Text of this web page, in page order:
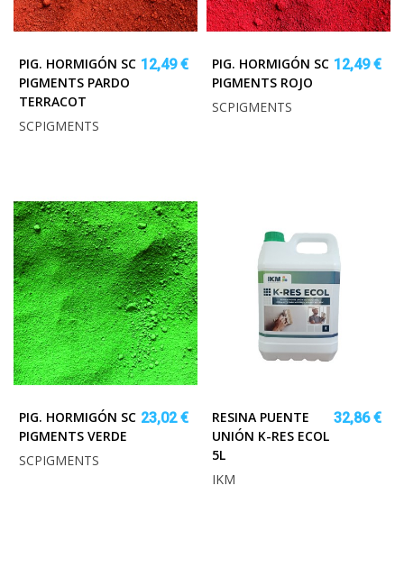
PIG. HORMIGÓN SC
PIGMENTS PARDO
TERRACOT
12,49 €
SCPIGMENTS
PIG. HORMIGÓN SC
PIGMENTS ROJO
12,49 €
SCPIGMENTS
PIG. HORMIGÓN SC
PIGMENTS VERDE
23,02 €
SCPIGMENTS
RESINA PUENTE
UNIÓN K-RES ECOL
5L
32,86 €
IKM